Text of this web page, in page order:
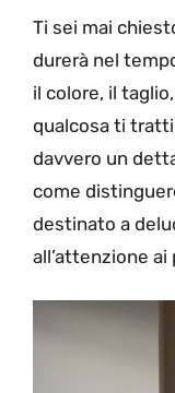
Ti sei mai
durerà nel
il colore, il
qualcosa ti
davvero un
come
destinato a
all’attenzione ai